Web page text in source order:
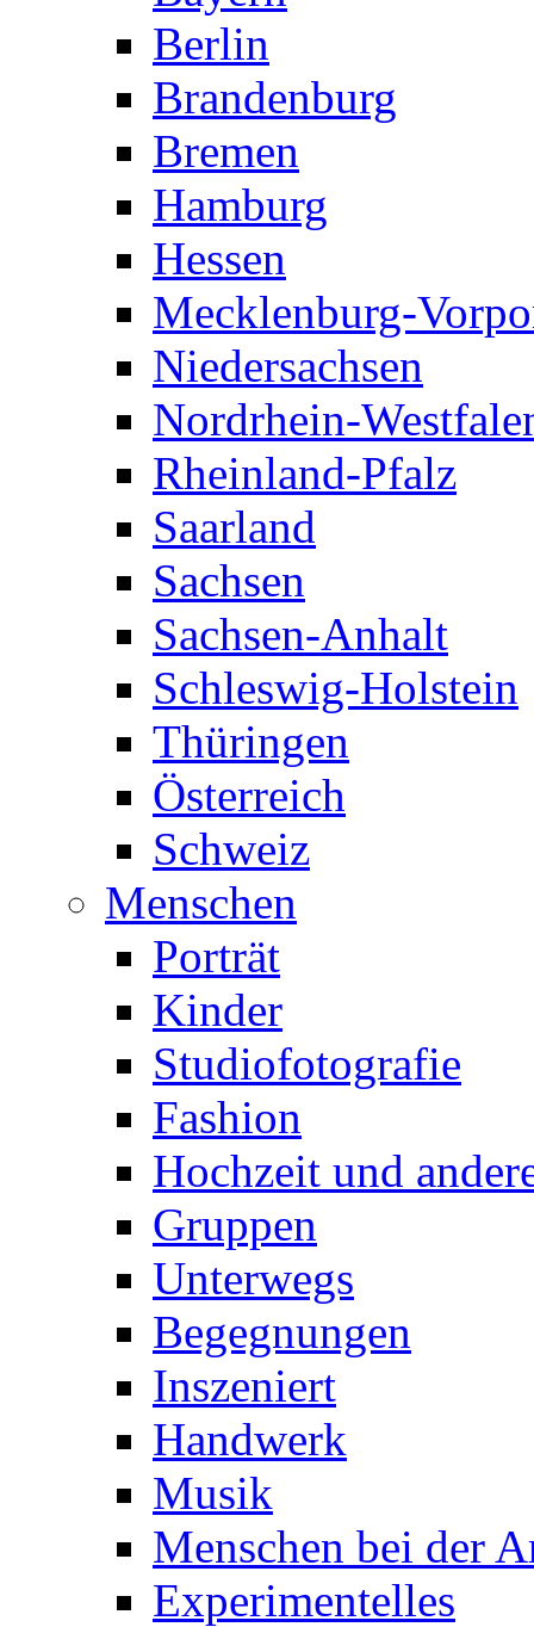
Berlin
Brandenburg
Bremen
Hamburg
Hessen
Mecklenburg-
Niedersachsen
Nordrhein-
Rheinland-Pfalz
Saarland
Sachsen
Sachsen-Anhalt
Schleswig-Holstein
Thüringen
Österreich
Schweiz
Menschen
Porträt
Kinder
Studiofotografie
Fashion
Hochzeit und
Gruppen
Unterwegs
Begegnungen
Inszeniert
Handwerk
Musik
Menschen bei der
Experimentelles